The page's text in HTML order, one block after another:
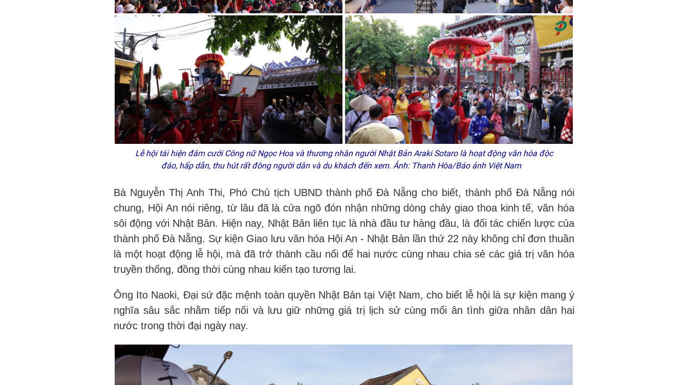
Lễ hội tái hiện đám cưới Công nữ Ngọc Hoa và thương nhân người Nhật BảnAraki Sotaro là hoạt động văn hóa độc
đáo, hấp dẫn, thu hút rất đông người dân và du khách đến xem. Ảnh: Thanh Hòa/Báo ảnh Việt Nam
Bà Nguyễn Thị Anh Thi, Phó Chủ tịch UBND thành phố Đà Nẵng cho biết, thành phố Đà Nẵng nói
chung, Hội An nói riêng, từ lâu đã là cửa ngõ đón nhận những dòng chảy giao thoa kinh tế, văn hóa
sôi động với Nhật Bản. Hiện nay, Nhật Bản liên tục là nhà đầu tư hàng đầu, là đối tác chiến lược của
thành phố Đà Nẵng. Sự kiện Giao lưu văn hóa Hội An - Nhật Bản lần thứ 22 này không chỉ đơn thuần
là một hoạt động lễ hội, mà đã trở thành cầu nối để hai nước cùng nhau chia sẻ các giá trị văn hóa
truyền thống, đồng thời cùng nhau kiến tạo tương lai.
Ông Ito Naoki, Đại sứ đặc mệnh toàn quyền Nhật Bản tại Việt Nam, cho biết lễ hội là sự kiện mang ý
nghĩa sâu sắc nhằm tiếp nối và lưu giữ những giá trị lịch sử cùng mối ân tình giữa nhân dân hai
nước trong thời đại ngày nay.